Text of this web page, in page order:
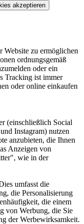
akzeptieren
Website zu ermöglichen
ordnungsgemäß
oder ein
Tracking ist immer
oder online einkaufen
(einschließlich Social
Instagram) nutzen
anzubieten, die Ihnen
Anzeigen von
wie in der
umfasst die
die Personalisierung
die einem
von Werbung, die Sie
der Werbewirksamkeit.